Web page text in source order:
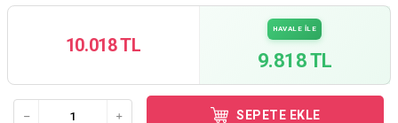
10.018 TL
HAVALE İLE
9.818 TL
SEPETE EKLE